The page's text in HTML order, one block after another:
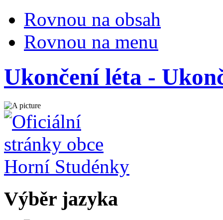
Rovnou na obsah
Rovnou na menu
Ukončení léta -
Výběr jazyka